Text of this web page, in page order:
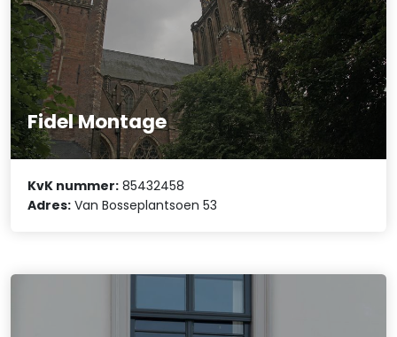
Fidel Montage
KvK nummer: 85432458
Adres: Van Bosseplantsoen 53